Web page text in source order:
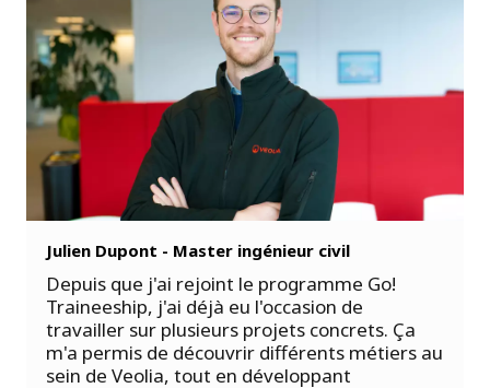
d
e
n
t
Julien Dupont - Master ingénieur civil
Depuis que j'ai rejoint le programme Go!
Traineeship, j'ai déjà eu l'occasion de
travailler sur plusieurs projets concrets. Ça
m'a permis de découvrir différents métiers au
sein de Veolia, tout en développant